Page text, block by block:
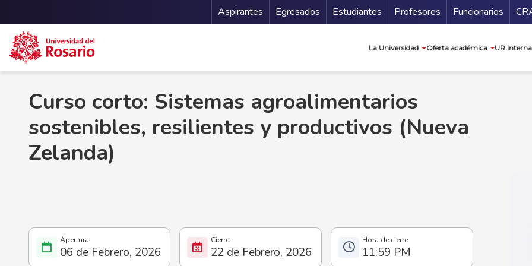
Menu Secundario
Aspirantes Egresados Estudiantes Profesores Funcionarios
La Universidad Oferta académica UR
06 de Febrero, 2026 22 de Febrero, 2026 11:59 PM
Curso corto: Sistemas agroalimentarios
sostenibles, resilientes y productivos (Nueva
Zelanda)